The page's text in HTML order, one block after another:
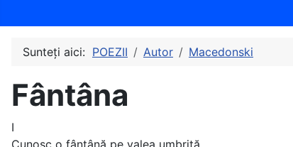
Sunteți aici: POEZII Autor Macedonski
Fântâna
I